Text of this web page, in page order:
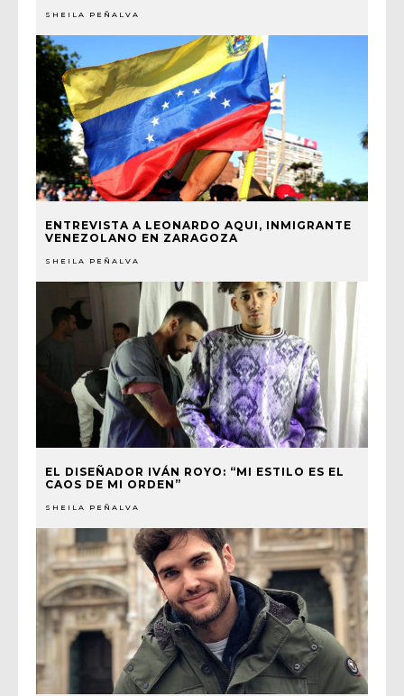
SHEILA PEÑALVA
ENTREVISTA A LEONARDO AQUI, INMIGRANTE
VENEZOLANO EN ZARAGOZA
SHEILA PEÑALVA
EL DISEÑADOR IVÁN ROYO: “MI ESTILO ES EL
CAOS DE MI ORDEN”
SHEILA PEÑALVA